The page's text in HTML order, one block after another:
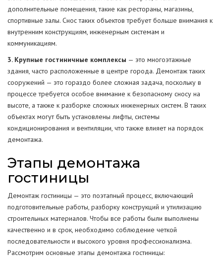
дополнительные помещения, такие как рестораны, магазины,
спортивные залы. Снос таких объектов требует больше внимания к
внутренним конструкциям, инженерным системам и
коммуникациям.
3. Крупные гостиничные комплексы — это многоэтажные
здания, часто расположенные в центре города. Демонтаж таких
сооружений — это гораздо более сложная задача, поскольку в
процессе требуется особое внимание к безопасному сносу на
высоте, а также к разборке сложных инженерных систем. В таких
объектах могут быть установлены лифты, системы
кондиционирования и вентиляции, что также влияет на порядок
демонтажа.
Этапы демонтажа
гостиницы
Демонтаж гостиницы — это поэтапный процесс, включающий
подготовительные работы, разборку конструкций и утилизацию
строительных материалов. Чтобы все работы были выполнены
качественно и в срок, необходимо соблюдение четкой
последовательности и высокого уровня профессионализма.
Рассмотрим основные этапы демонтажа гостиницы: